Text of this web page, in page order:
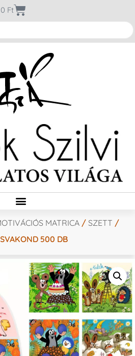
0 Ft
MATRICA / SZETT /
500 DB